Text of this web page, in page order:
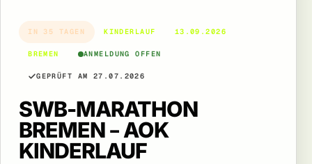
IN 35 TAGEN KINDERLAUF 13.09.2026
BREMEN ANMELDUNG OFFEN
GEPRÜFT AM 27.07.2026
SWB-MARATHON
BREMEN – AOK
KINDERLAUF